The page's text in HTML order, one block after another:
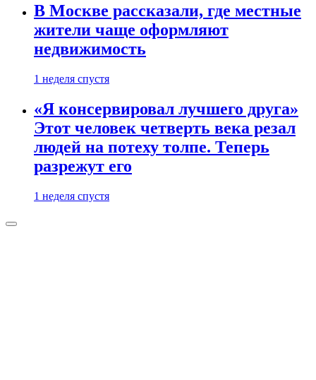
В Москве рассказали, где местные
жители чаще оформляют
недвижимость
1 неделя спустя
«Я консервировал лучшего друга»
Этот человек четверть века резал
людей на потеху толпе. Теперь
разрежут его
1 неделя спустя